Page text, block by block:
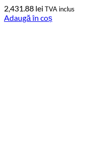
2,431.88 lei TVA inclus
Adaugă în coș